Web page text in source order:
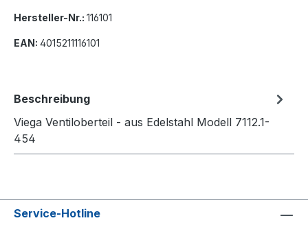
Hersteller-Nr.: 116101
EAN: 4015211116101
Beschreibung
Viega Ventiloberteil - aus Edelstahl Modell 7112.1-
454
Service-Hotline